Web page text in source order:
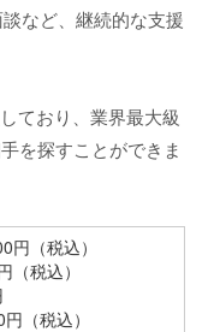
など、継続的な支援
ており、業界最大級
を探すことができま
円（税込）
（税込）
（税込）